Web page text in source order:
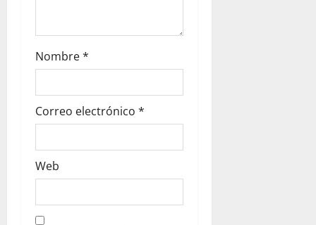
Nombre*
Correo electrónico *
Web